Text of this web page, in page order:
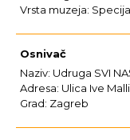
Vrsta muzeja:
Osnivač
Naziv: Udruga SVI
Adresa: Ulica Ive
Grad: Zagreb